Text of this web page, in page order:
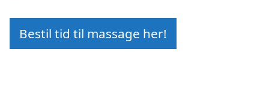
Bestil tid til massage her!